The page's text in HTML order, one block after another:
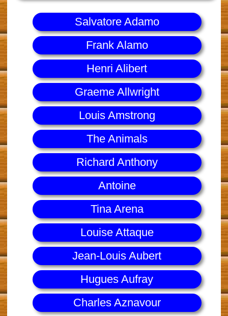
Salvatore Adamo
Frank Alamo
Henri Alibert
Graeme Allwright
Louis Amstrong
The Animals
Richard Anthony
Antoine
Tina Arena
Louise Attaque
Jean-Louis Aubert
Hugues Aufray
Charles Aznavour